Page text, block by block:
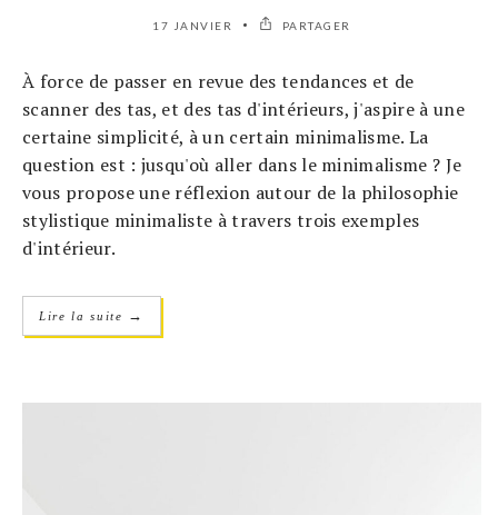
17 JANVIER PARTAGER
À force de passer en revue des tendances et de
scanner des tas, et des tas d'intérieurs, j'aspire à une
certaine simplicité, à un certain minimalisme. La
question est : jusqu'où aller dans le minimalisme ? Je
vous propose une réflexion autour de la philosophie
stylistique minimaliste à travers trois exemples
d'intérieur.
Lire la suite →